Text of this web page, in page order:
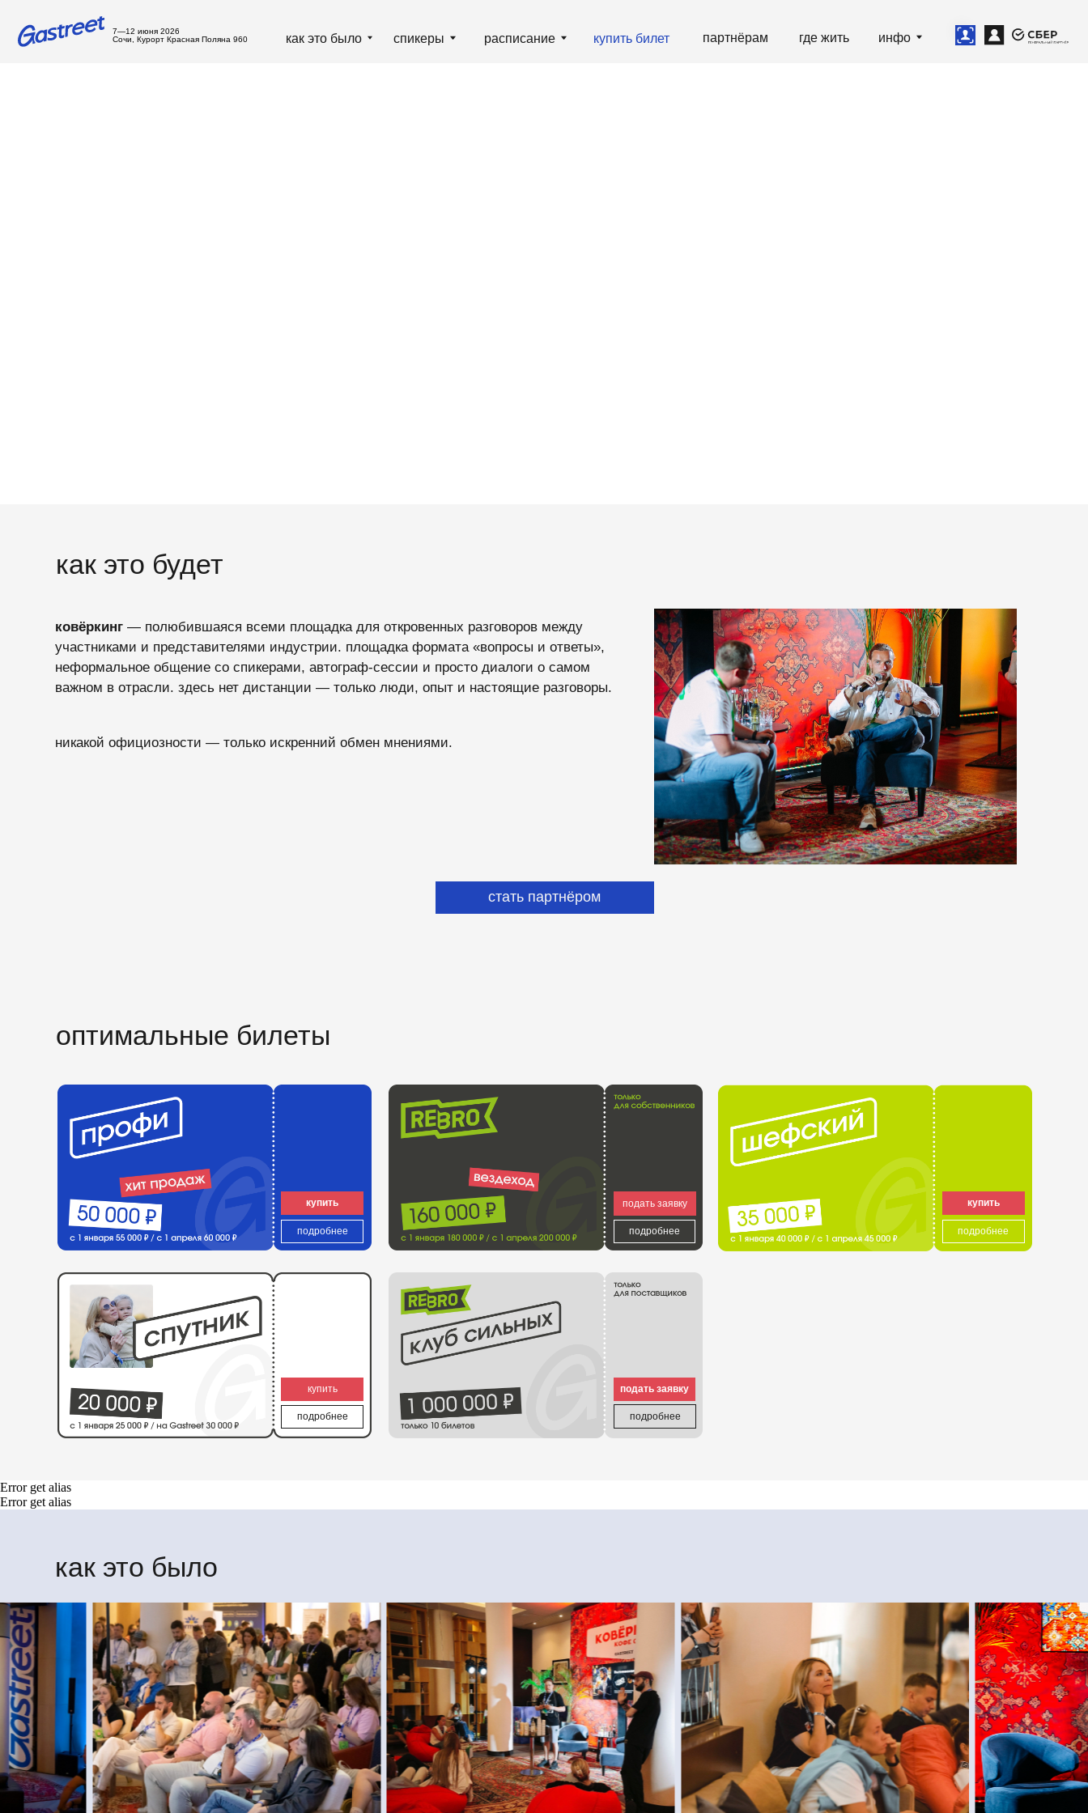
купить билет партнёрам
спикеры расписание
как это было где жить инфо
7—12 июня 2026
Сочи, Курорт Красная Поляна 960
ковёркинг— полюбившаяся всеми площадка для откровенных разговоров между
участниками и представителями индустрии. площадка формата «вопросы и ответы»,
никакой официозности — только искренний обмен мнениями.
купить подать заявку
подробнее
подробнее подробнее
Error get alias
Error get alias
как это было
354053, россия, краснодарский край, г. сочи, ул. фадеева, д. 5, кв. 22
8 800 700 93 20 (горячая линия) gastreet — international restaurant show
услуги оказывает общество с ограниченной ответственностью «сирокко»
договор оферта
оферта детского кемпа «гастритик»
политика в отношении обработки персональных данных «гастритик»
политика обработки персональных данных
согласие на обработку персональных данных
способы оплаты всегда на связи
написать в whatsapp